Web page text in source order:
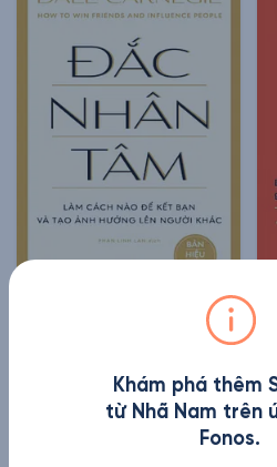
(505 Nhận xét)
9 giờ 19 phút
Khám phá thêm
từ Nhã Nam trên
Fonos.